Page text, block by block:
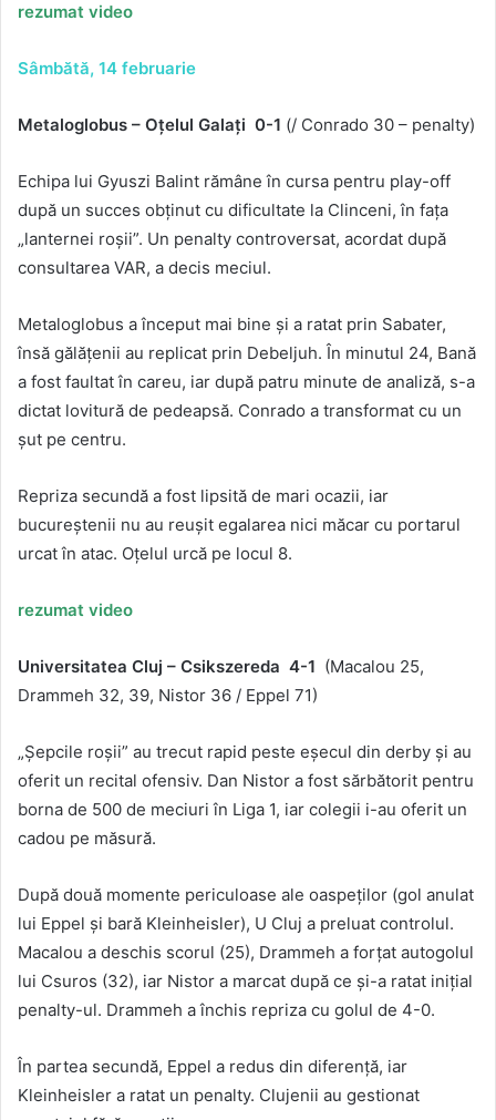
rezumat video
Sâmbătă, 14 februarie
Metaloglobus – Oțelul Galați 0-1 (/ Conrado 30 – penalty)
Echipa lui Gyuszi Balint rămâne în cursa pentru play-off
după un succes obținut cu dificultate la Clinceni, în fața
„lanternei roșii”. Un penalty controversat, acordat după
consultarea VAR, a decis meciul.
Metaloglobus a început mai bine și a ratat prin Sabater,
însă gălățenii au replicat prin Debeljuh. În minutul 24, Bană
a fost faultat în careu, iar după patru minute de analiză, s-a
dictat lovitură de pedeapsă. Conrado a transformat cu un
șut pe centru.
Repriza secundă a fost lipsită de mari ocazii, iar
bucureștenii nu au reușit egalarea nici măcar cu portarul
urcat în atac. Oțelul urcă pe locul 8.
rezumat video
Universitatea Cluj – Csikszereda 4-1 (Macalou 25,
Drammeh 32, 39, Nistor 36 / Eppel 71)
„Șepcile roșii” au trecut rapid peste eșecul din derby și au
oferit un recital ofensiv. Dan Nistor a fost sărbătorit pentru
borna de 500 de meciuri în Liga 1, iar colegii i-au oferit un
cadou pe măsură.
După două momente periculoase ale oaspeților (gol anulat
lui Eppel și bară Kleinheisler), U Cluj a preluat controlul.
Macalou a deschis scorul (25), Drammeh a forțat autogolul
lui Csuros (32), iar Nistor a marcat după ce și-a ratat inițial
penalty-ul. Drammeh a închis repriza cu golul de 4-0.
În partea secundă, Eppel a redus din diferență, iar
Kleinheisler a ratat un penalty. Clujenii au gestionat